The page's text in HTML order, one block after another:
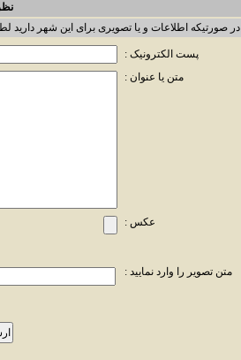
در صورتیکه اطلاعات و یا تصویری برای این شهر دارید
پست الکترونیک :
متن یا عنوان :
عکس :
متن تصویر را وارد نمایید :